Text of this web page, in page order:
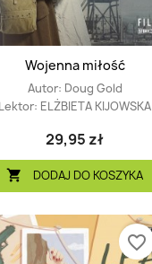
Wojenna miłość
Autor: Doug Gold
Lektor: ELŻBIETA KIJOWSKA
29,95 zł
 DODAJ DO KOSZYKA
favorite_border